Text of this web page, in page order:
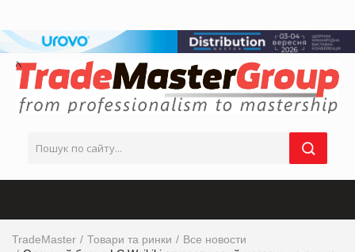
TradeMaster Товари та ринки
Все новости